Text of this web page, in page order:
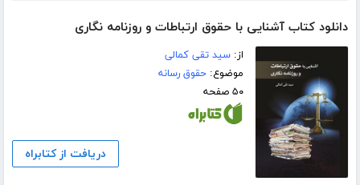
دانلود کتاب آشنایی با حقوق ارتباطات و روزنامه نگاری
از:سید تقی کمالی
موضوع:حقوق رسانه
۵۰ صفحه
دریافت از کتابراه